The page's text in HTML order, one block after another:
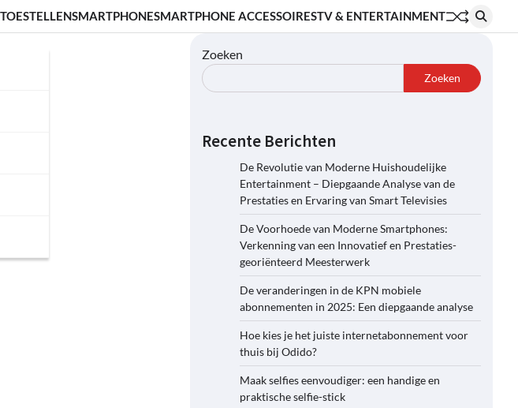
SMARTPHONESMARTPHONE ACCESSOIRESTV & ENTERTAINMENT
Zoeken
Zoeken
Recente Berichten
De Revolutie van Moderne Huishoudelijke
Entertainment – Diepgaande Analyse van de
Prestaties en Ervaring van Smart Televisies
De Voorhoede van Moderne Smartphones:
Verkenning van een Innovatief en Prestaties-
georiënteerd Meesterwerk
De veranderingen in de KPN mobiele
abonnementen in 2025: Een diepgaande analyse
Hoe kies je het juiste internetabonnement voor
thuis bij Odido?
Maak selfies eenvoudiger: een handige en
praktische selfie-stick